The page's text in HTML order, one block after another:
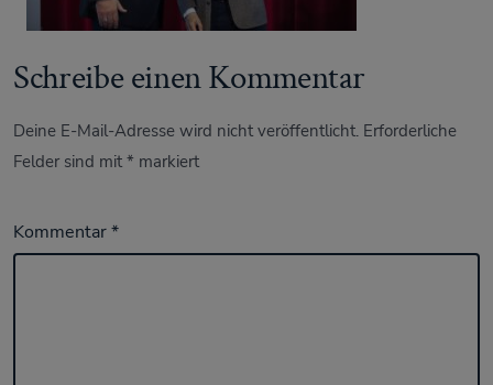
Schreibe einen Kommentar
Deine E-Mail-Adresse wird nicht veröffentlicht. Erforderliche
Felder sind mit* markiert
Kommentar*